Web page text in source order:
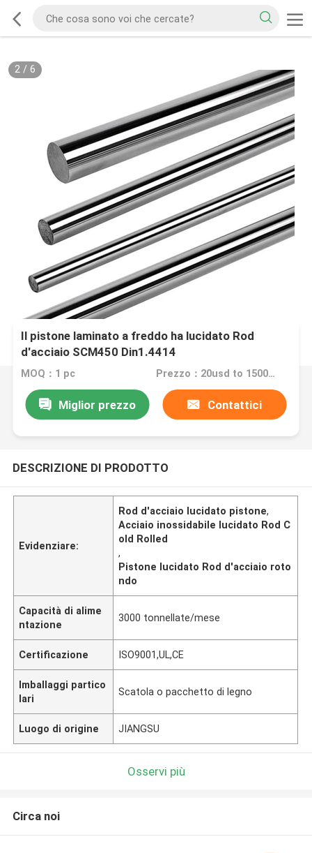
2/ 6
Il pistone laminato a freddo ha lucidato Rod
d'acciaio SCM450 Din1.4414
MOQ：1 pc Prezzo：20usd to 1500usd per piece
Miglior prezzo Contattici
DESCRIZIONE DI PRODOTTO
Evidenziare:
Rod d'acciaio lucidato pistone,
Acciaio inossidabile lucidato Rod C
old Rolled
,
Pistone lucidato Rod d'acciaio roto
ndo
Capacità di alime
ntazione
3000 tonnellate/mese
Certificazione ISO9001,UL,CE
Imballaggi partico
lari
Scatola o pacchetto di legno
Luogo di origine JIANGSU
Osservi più
Circa noi